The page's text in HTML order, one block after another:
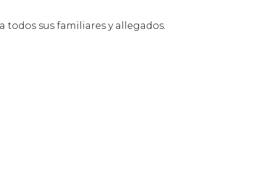
sus familiares y allegados.